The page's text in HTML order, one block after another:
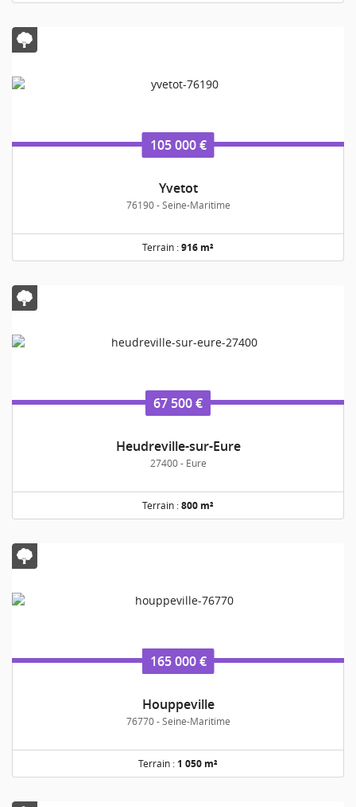
105 000 €
Yvetot
76190 - Seine-Maritime
Terrain :916 m²
67 500 €
Heudreville-sur-Eure
27400 - Eure
Terrain :800 m²
165 000 €
Houppeville
76770 - Seine-Maritime
Terrain : 1 050 m²